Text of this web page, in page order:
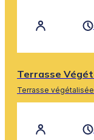
Terrasse
Terrasse